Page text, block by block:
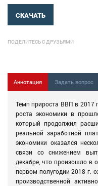
СКАЧАТЬ
ПОДЕЛИТЕСЬ С ДРУЗЬЯМИ
Аннотация Задать вопрос
Темп прироста ВВП в 2017
роста экономики в
который продолжил
реальной заработной
экономики оказался
связи со снижением
декабре, что произошло в
первом полугодии 2018 г.
производственной